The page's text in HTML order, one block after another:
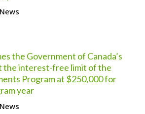
News
the Government of Canada’s
the interest-free limit of the
Program at $250,000 for
year
News